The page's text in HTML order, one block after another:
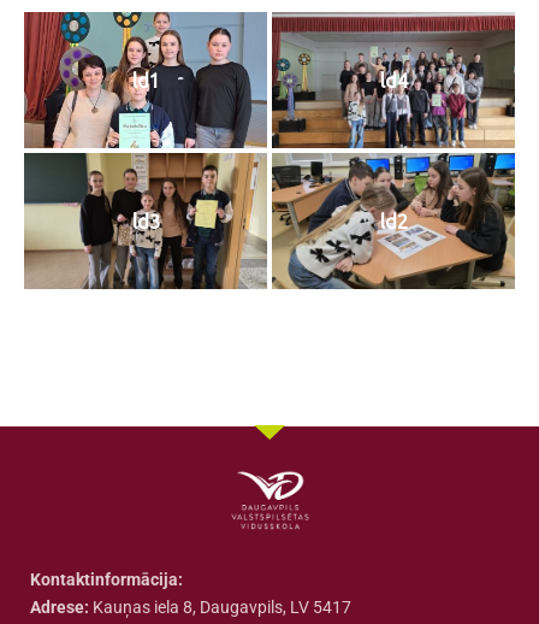
ld1 ld4
ld3 ld2
Kontaktinformācija:
Adrese: Kauņas iela 8, Daugavpils, LV 5417